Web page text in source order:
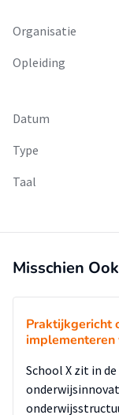
Organisatie
Opleiding
Datum
Type
Taal
Misschien
Praktijkgericht
implementeren
School X zit in